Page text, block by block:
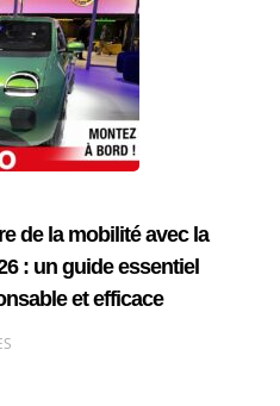
de la mobilité avec la
: un guide essentiel
et efficace